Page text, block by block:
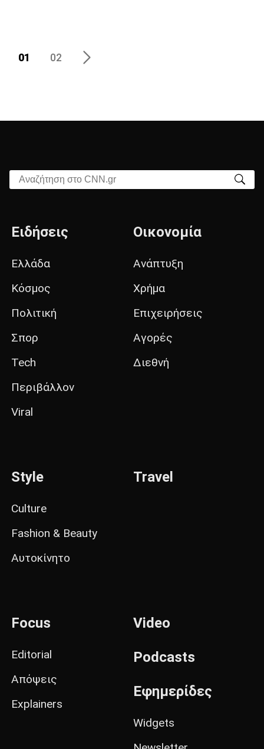
01 02
Αναζήτηση στο CNN.gr
Ειδήσεις
Ελλάδα
Κόσμος
Πολιτική
Σπορ
Tech
Περιβάλλον
Viral
Οικονομία
Ανάπτυξη
Χρήμα
Επιχειρήσεις
Αγορές
Διεθνή
Style
Culture
Fashion & Beauty
Αυτοκίνητο
Travel
Focus
Editorial
Απόψεις
Explainers
Video
Podcasts
Εφημερίδες
Widgets